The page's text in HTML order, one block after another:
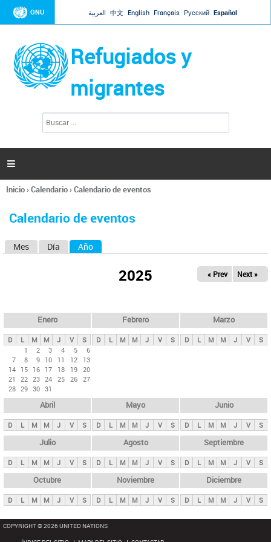
Jump to navigation
ONU العربية 中文 English Français Русский Español
Refugiados y
migrantes
l
d
s

Se
usted
Inicio›Calendario›Calendario de eventos
Calendario de eventos
s
p
n
i
p
a
l
s
Mes Día Año
2025 « Prev Next »
Enero
D L M M J V
S
1
2 3 4 5
6
7
8 9 10 11 12
13
14 15 16 17 18 19 20
21
22 23 24 25 26 27
28 29 30 31
Febrero
D L M M J V S
Marzo
D L M M J V S
Abril
D L M M J V S
Mayo
D L M M J V S
Junio
D L M M J V S
Julio
D L M M J V S
Agosto
D L M M J V S
Septiembre
D L M M J V S
Octubre
D L M M J V S
Noviembre
D L M M J V S
Diciembre
D L M M J V S
COPYRIGHT © 2026 UNITED NATIONS